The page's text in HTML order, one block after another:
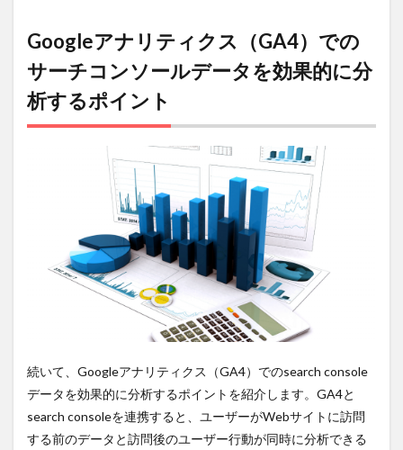
Googleアナリティクス（GA4）での
サーチコンソールデータを効果的に分
析するポイント
続いて、Googleアナリティクス（GA4）でのsearch console
データを効果的に分析するポイントを紹介します。GA4と
search consoleを連携すると、ユーザーがWebサイトに訪問
する前のデータと訪問後のユーザー行動が同時に分析できる